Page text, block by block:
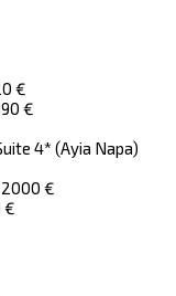
€
€
4* (Ayia Napa)
2000 €
€